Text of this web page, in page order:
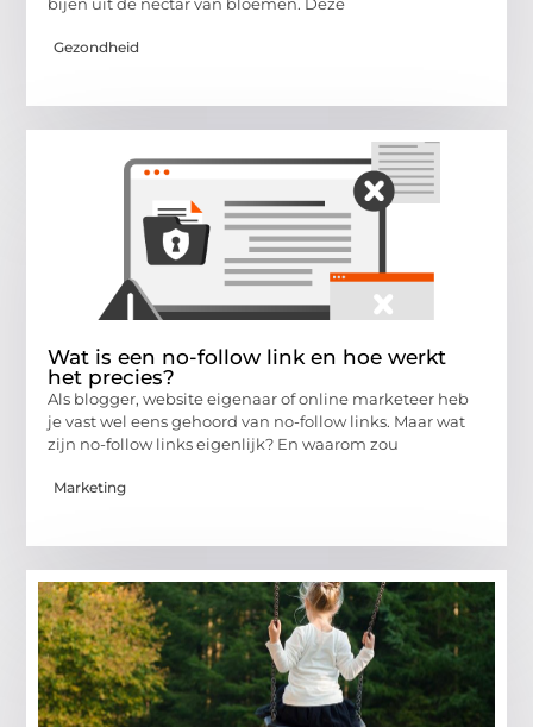
Gezondheid
Wat is een no-follow link en hoe werkt
het precies?
Als blogger, website eigenaar of online marketeer heb
je vast wel eens gehoord van no-follow links. Maar wat
zijn no-follow links eigenlijk? En waarom zou
Marketing